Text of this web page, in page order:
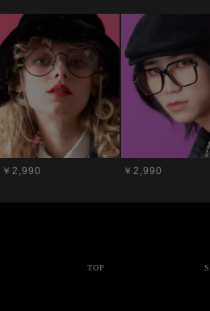
￥2,990 ￥2,990
TOP